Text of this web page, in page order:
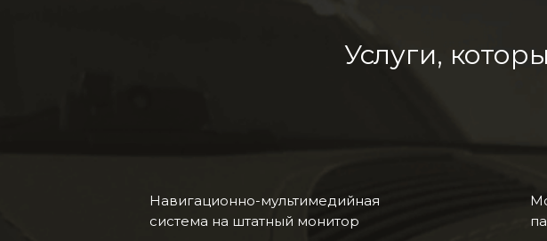
Услуги,
Навигационно-мультимедийная
система на штатный монитор